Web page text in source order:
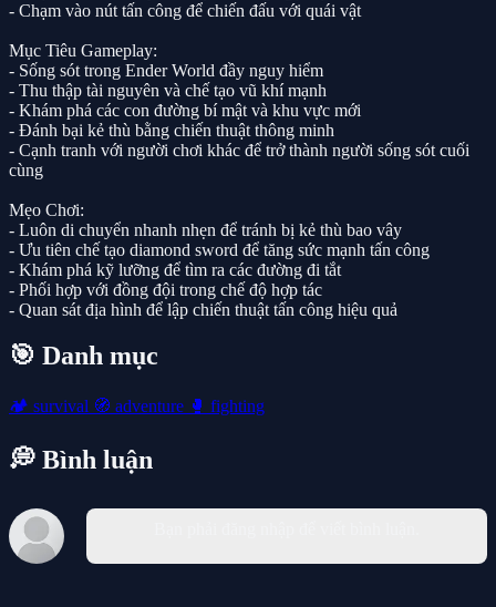
- Chạm vào nút tấn công để chiến đấu với quái vật
Mục Tiêu Gameplay:
- Sống sót trong Ender World đầy nguy hiểm
- Thu thập tài nguyên và chế tạo vũ khí mạnh
- Khám phá các con đường bí mật và khu vực mới
- Đánh bại kẻ thù bằng chiến thuật thông minh
- Cạnh tranh với người chơi khác để trở thành người sống sót cuối
cùng
Mẹo Chơi:
- Luôn di chuyển nhanh nhẹn để tránh bị kẻ thù bao vây
- Ưu tiên chế tạo diamond sword để tăng sức mạnh tấn công
- Khám phá kỹ lưỡng để tìm ra các đường đi tắt
- Phối hợp với đồng đội trong chế độ hợp tác
- Quan sát địa hình để lập chiến thuật tấn công hiệu quả
🎯 Danh mục
🏕️ survival 🧭 adventure 🥊 fighting
💭 Bình luận